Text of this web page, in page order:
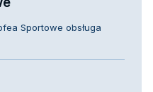
Sportowe obsługa